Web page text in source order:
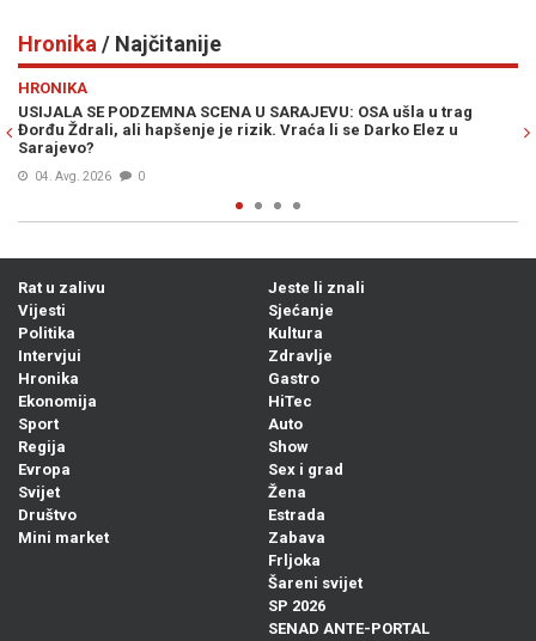
Hronika / Najčitanije
HRONIKA
"AKO ŽELITE ZAVRŠITI U BOLNICI, DOĐITE OVAMO": Političar se
potukao na plaži, kamere sve snimile (VIDEO)
Rat u zalivu
Vijesti
Politika
Intervjui
Hronika
Ekonomija
Sport
Regija
Evropa
Svijet
Društvo
Mini market
Jeste li znali
Sjećanje
Kultura
Zdravlje
Gastro
HiTec
Auto
Show
Sex i grad
Žena
Estrada
Zabava
Frljoka
Šareni svijet
SP 2026
SENAD ANTE-PORTAL